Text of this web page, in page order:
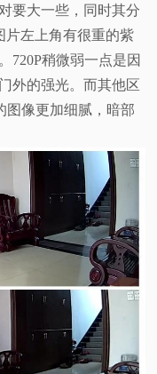
要大一些，同时其分
片左上角有很重的紫
720P稍微弱一点是因
外的强光。而其他区
图像更加细腻，暗部